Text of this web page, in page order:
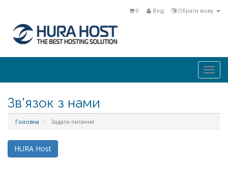
Обрати мову
Вхід
0
Зв'язок з нами
Головна Задати питання
HURA Host